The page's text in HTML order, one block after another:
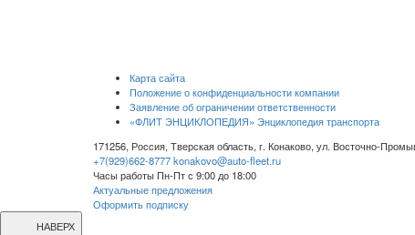
Карта сайта
Положение о конфиденциальности компании
Заявление об ограничении ответственности
«ФЛИТ ЭНЦИКЛОПЕДИЯ» Энциклопедия транспорта
171256, Россия, Тверская область, г. Конаково, ул. Восточно-
+7(929)662-8777konakovo@auto-fleet.ru
Часы работы Пн-Пт с 9:00 до 18:00
Актуальные предложения
Оформить подписку
НАВЕРХ